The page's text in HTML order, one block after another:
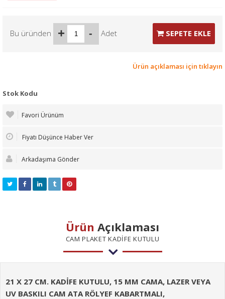
Bu üründen + - Adet SEPETE EKLE
Ürün açıklaması için tıklayın
Stok Kodu
Favori Ürünüm
Fiyatı Düşünce Haber Ver
Arkadaşıma Gönder
Ürün Açıklaması
CAM PLAKET KADİFE KUTULU
21 X 27 CM. KADİFE KUTULU, 15 MM CAMA, LAZER VEYA
UV BASKILI CAM ATA RÖLYEF KABARTMALI,